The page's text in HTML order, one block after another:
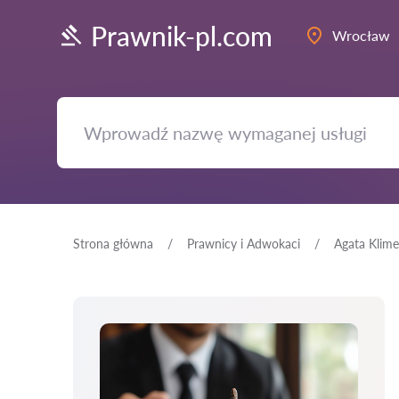
Prawnik-pl.com Wrocław
Strona główna Prawnicy i Adwokaci Agata